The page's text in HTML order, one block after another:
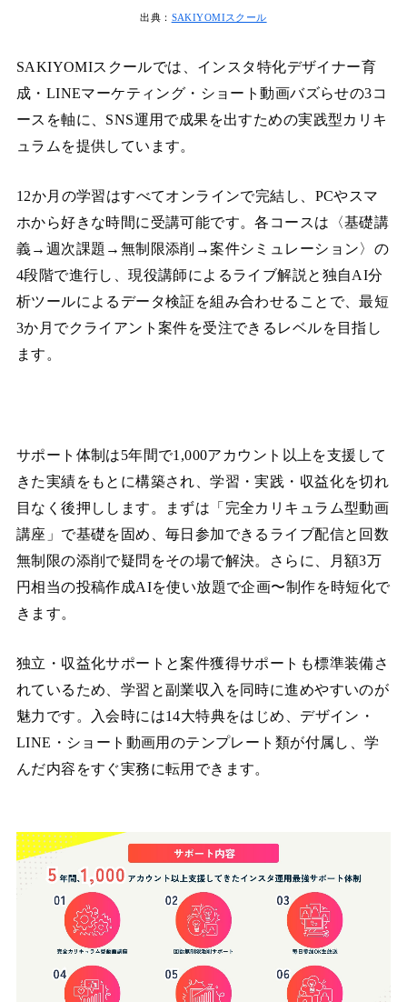
出典： SAKIYOMIスクール
SAKIYOMIスクールでは、インスタ特化デザイナー育
成・LINEマーケティング・ショート動画バズらせの3コ
ースを軸に、SNS運用で成果を出すための実践型カリキ
ュラムを提供しています。
12か月の学習はすべてオンラインで完結し、PCやスマ
ホから好きな時間に受講可能です。各コースは〈基礎講
義→週次課題→無制限添削→案件シミュレーション〉の
4段階で進行し、現役講師によるライブ解説と独自AI分
析ツールによるデータ検証を組み合わせることで、最短
3か月でクライアント案件を受注できるレベルを目指し
ます。
サポート体制は5年間で1,000アカウント以上を支援して
きた実績をもとに構築され、学習・実践・収益化を切れ
目なく後押しします。まずは「完全カリキュラム型動画
講座」で基礎を固め、毎日参加できるライブ配信と回数
無制限の添削で疑問をその場で解決。さらに、月額3万
円相当の投稿作成AIを使い放題で企画〜制作を時短化で
きます。
独立・収益化サポートと案件獲得サポートも標準装備さ
れているため、学習と副業収入を同時に進めやすいのが
魅力です。入会時には14大特典をはじめ、デザイン・
LINE・ショート動画用のテンプレート類が付属し、学
んだ内容をすぐ実務に転用できます。